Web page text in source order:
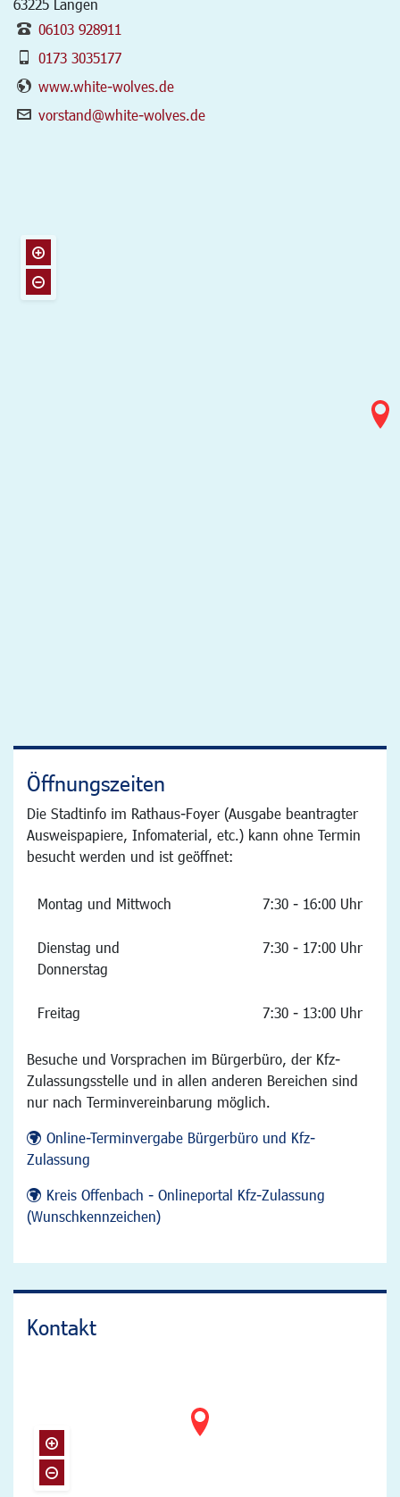
63225 Langen
06103 928911
0173 3035177
www.white-wolves.de
vorstand@white-wolves.de
Öffnungszeiten
Die Stadtinfo im Rathaus-Foyer (Ausgabe beantragter
Ausweispapiere, Infomaterial, etc.) kann ohne Termin
besucht werden und ist geöffnet:
Montag und Mittwoch 7:30 - 16:00 Uhr
Dienstag und
Donnerstag
7:30 - 17:00 Uhr
Freitag 7:30 - 13:00 Uhr
Besuche und Vorsprachen im Bürgerbüro, der Kfz-
Zulassungsstelle und in allen anderen Bereichen sind
nur nach Terminvereinbarung möglich.
Online-Terminvergabe Bürgerbüro und Kfz-
Zulassung
Kreis Offenbach - Onlineportal Kfz-Zulassung
(Wunschkennzeichen)
Kontakt